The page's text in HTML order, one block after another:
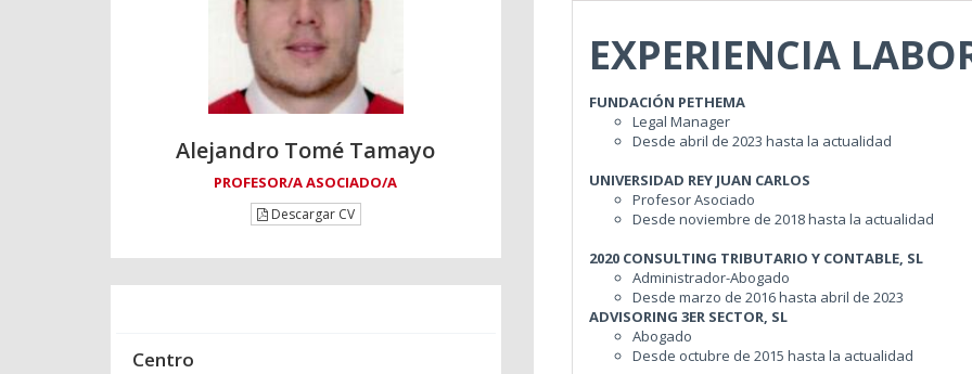
Alejandro Tomé Tamayo
PROFESOR/A ASOCIADO/A
Descargar CV
Centro
EXPERIENCIA
FUNDACIÓN PETHEMA
Legal Manager
Desde abril de 2023 hasta la actualidad
UNIVERSIDAD REY JUAN CARLOS
Profesor Asociado
Desde noviembre de 2018 hasta la actualidad
2020 CONSULTING TRIBUTARIO Y CONTABLE, SL
Administrador-Abogado
Desde marzo de 2016 hasta abril de 2023
ADVISORING 3ER SECTOR, SL
Abogado
Desde octubre de 2015 hasta la actualidad